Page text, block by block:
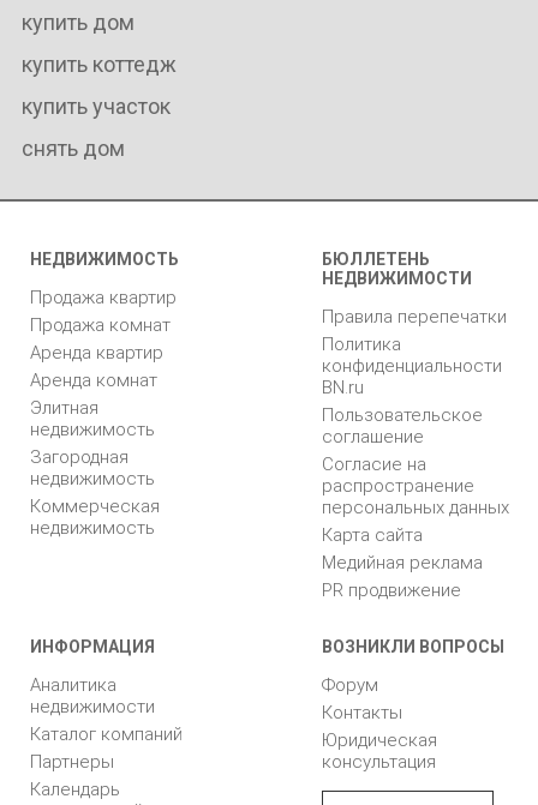
купить дом
купить коттедж
купить участок
снять дом
НЕДВИЖИМОСТЬ
Продажа квартир
Продажа комнат
Аренда квартир
Аренда комнат
Элитная
недвижимость
Загородная
недвижимость
Коммерческая
недвижимость
БЮЛЛЕТЕНЬ
НЕДВИЖИМОСТИ
Правила перепечатки
Политика
конфиденциальности
BN.ru
Пользовательское
соглашение
Согласие на
распространение
персональных данных
Карта сайта
Медийная реклама
PR продвижение
ИНФОРМАЦИЯ
Аналитика
недвижимости
Каталог компаний
Партнеры
Календарь
ВОЗНИКЛИ ВОПРОСЫ
Форум
Контакты
Юридическая
консультация